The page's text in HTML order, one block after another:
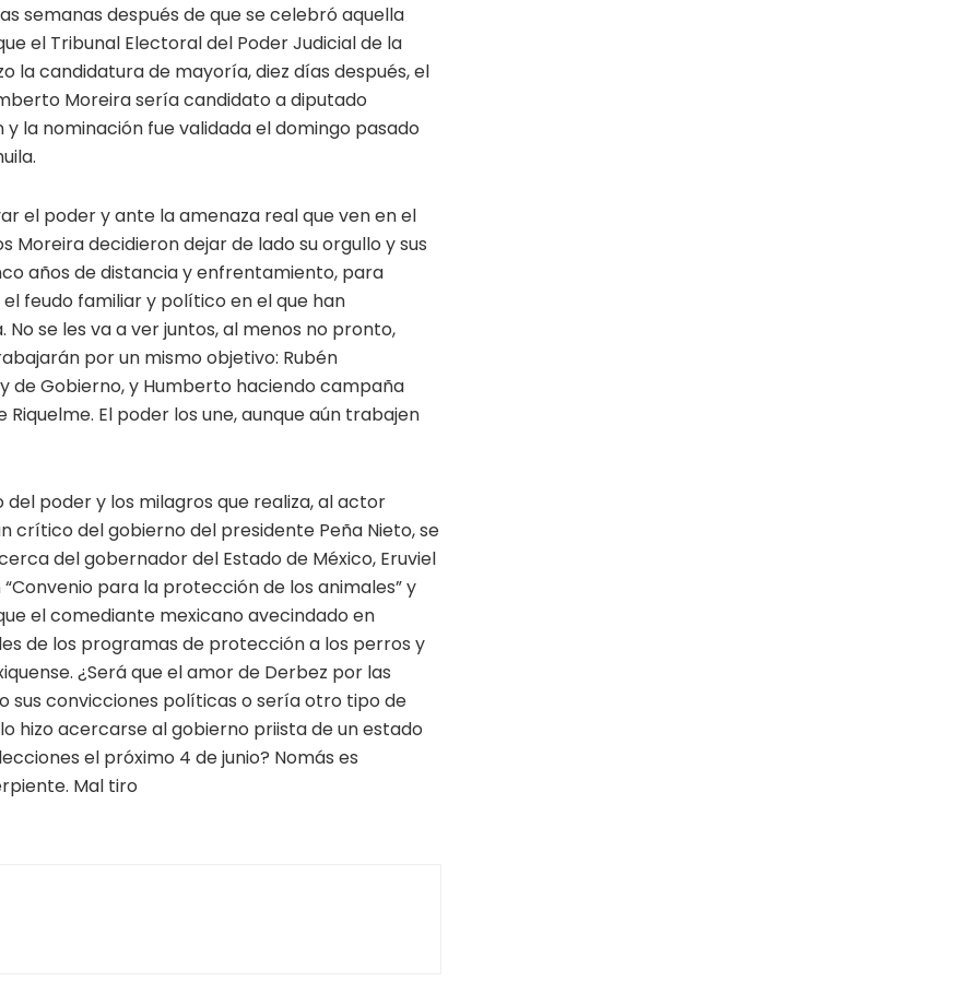
semanas después de que se celebró aquella
el Tribunal Electoral del Poder Judicial de la
la candidatura de mayoría, diez días después, el
Moreira sería candidato a diputado
la nominación fue validada el domingo pasado
el poder y ante la amenaza real que ven en el
Moreira decidieron dejar de lado su orgullo y sus
años de distancia y enfrentamiento, para
feudo familiar y político en el que han
se les va a ver juntos, al menos no pronto,
por un mismo objetivo: Rubén
de Gobierno, y Humberto haciendo campaña
El poder los une, aunque aún trabajen
del poder y los milagros que realiza, al actor
crítico del gobierno del presidente Peña Nieto, se
del gobernador del Estado de México, Eruviel
para la protección de los animales” y
el comediante mexicano avecindado en
de los programas de protección a los perros y
¿Será que el amor de Derbez por las
sus convicciones políticas o sería otro tipo de
hizo acercarse al gobierno priista de un estado
el próximo 4 de junio? Nomás es
Mal tiro